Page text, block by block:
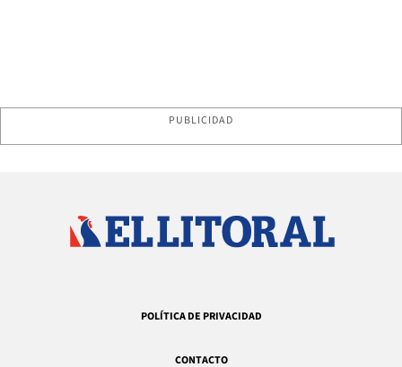
PUBLICIDAD
POLÍTICA DE PRIVACIDAD
CONTACTO